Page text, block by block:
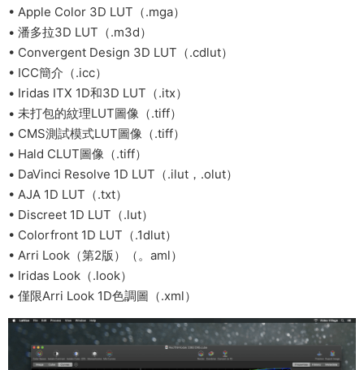
• Apple Color 3D LUT（.mga）
• 潘多拉3D LUT（.m3d）
• Convergent Design 3D LUT（.cdlut）
• ICC簡介（.icc）
• Iridas ITX 1D和3D LUT（.itx）
• 未打包的紋理LUT圖像（.tiff）
• CMS測試模式LUT圖像（.tiff）
• Hald CLUT圖像（.tiff）
• DaVinci Resolve 1D LUT（.ilut，.olut）
• AJA 1D LUT（.txt）
• Discreet 1D LUT（.lut）
• Colorfront 1D LUT（.1dlut）
• Arri Look（第2版）（。aml）
• Iridas Look（.look）
• 僅限Arri Look 1D色調圖（.xml）